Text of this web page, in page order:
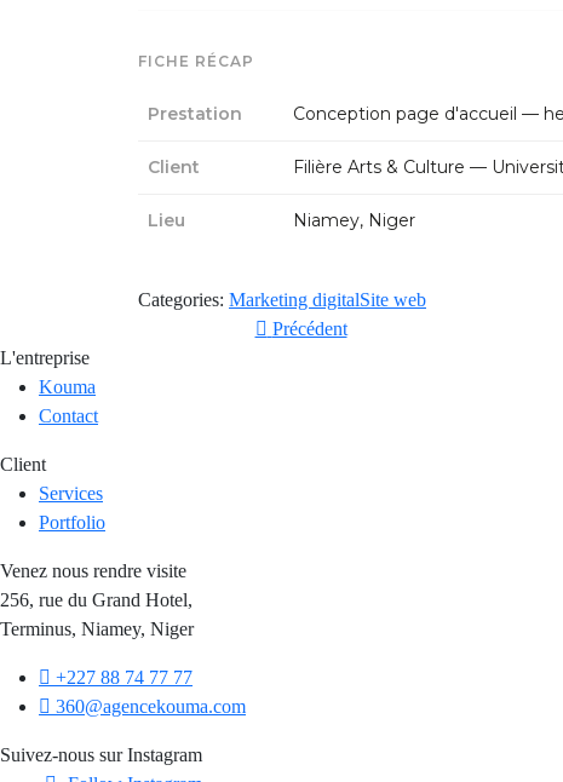
FICHE RÉCAP
Prestation Conception page d'accueil —
Client Filière Arts & Culture —
Lieu Niamey, Niger
Categories: Marketing digitalSite web
Précédent
L'entreprise
Kouma
Contact
Client
Services
Portfolio
Venez nous rendre visite
256, rue du Grand Hotel,
Terminus, Niamey, Niger
+227 88 74 77 77
360@agencekouma.com
Suivez-nous sur Instagram